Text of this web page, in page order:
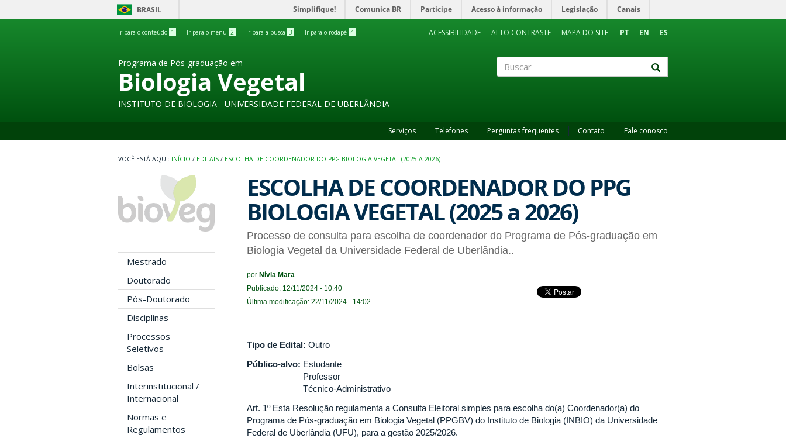
BRASIL Simplifique! Comunica BR Participe Acesso à informação Legislação Canais
Ir para o conteúdo 1 Ir para o menu 2 Ir para a busca 3 Ir para o rodapé 4 PT EN ES
ACESSIBILIDADE ALTO CONTRASTE MAPA DO SITE
Programa de Pós-graduação em
Biologia Vegetal
INSTITUTO DE BIOLOGIA - UNIVERSIDADE FEDERAL DE UBERLÂNDIA
Serviços Telefones Perguntas frequentes Contato Fale conosco
INÍCIO / EDITAIS / ESCOLHA DE COORDENADOR DO PPG BIOLOGIA VEGETAL (2025 A 2026)
Mestrado
Doutorado
Pós-Doutorado
Disciplinas
Processos
Seletivos
Bolsas
Interinstitucional /
Internacional
Normas e
Regulamentos
ESCOLHA DE COORDENADOR DO PPG
BIOLOGIA VEGETAL (2025 a 2026)
Processo de consulta para escolha de coordenador do Programa de Pós-graduação em
Biologia Vegetal da Universidade Federal de Uberlândia..
por Nívia Mara
Publicado: 12/11/2024 - 10:40
Última modificação: 22/11/2024 - 14:02
Tipo de Edital: Outro
Público-alvo: Estudante
Professor
Técnico-Administrativo
Art. 1º Esta Resolução regulamenta a Consulta Eleitoral simples para escolha do(a) Coordenador(a) do
Programa de Pós-graduação em Biologia Vegetal (PPGBV) do Instituto de Biologia (INBIO) da Universidade
Federal de Uberlândia (UFU), para a gestão 2025/2026.